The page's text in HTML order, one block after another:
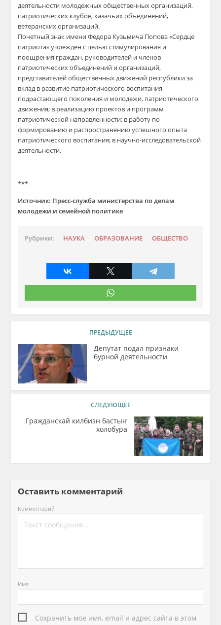
деятельности молодежных общественных организаций,
патриотических клубов, казачьих объединений,
ветеранских организаций.
Почетный знак имени Федора Кузьмича Попова «Сердце
патриота» учрежден с целью стимулирования и
поощрения граждан, руководителей и членов
патриотических объединений и организаций,
представителей общественных движений республики за
вклад в развитие патриотического воспитания
подрастающего поколения и молодежи, патриотического
движения; в реализацию проектов и программ
патриотической направленности; в работу по
формированию и распространению успешного опыта
патриотического воспитания; в научно-исследовательской
деятельности.
***
Источник: Пресс-служба министерства по делам
молодежи и семейной политике
Рубрики: НАУКА ОБРАЗОВАНИЕ ОБЩЕСТВО
ПРЕДЫДУЩЕЕ
Депутат подал признаки
бурной деятельности
СЛЕДУЮЩЕЕ
Гражданскай килбиэн бастыҥ
холобура
Оставить комментарий
Комментарий
Имя
Сохранить моё имя, email и адрес сайта в этом